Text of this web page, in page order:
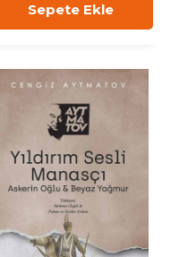
Sepete Ekle